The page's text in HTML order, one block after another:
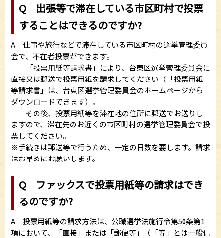
Q 出張等で滞在している市区町村で投票
することはできるのですか?
A 仕事や旅行などで滞在している市区町村の選挙管理委員
会で、不在者投票ができます。
「投票用紙等請求書」により、台東区選挙管理委員会に
直接又は郵送で投票用紙を請求してください（「投票用紙
等請求書」は、台東区選挙管理委員会のホームページから
ダウンロードできます）。
その後、投票用紙等を滞在地の住所に郵送でお送りし
ますので、滞在先のお近くの市区町村の選挙管理委員会で投
票してください。
※手続きは郵送等で行うため、一定の日数を要します。請求
はお早めにお願いします。
Q ファックスで投票用紙等の請求はでき
るのですか?
A 投票用紙等の請求方法は、公職選挙法施行令第50条第1
項において、「直接」または「郵便等」（「等」とは一般信